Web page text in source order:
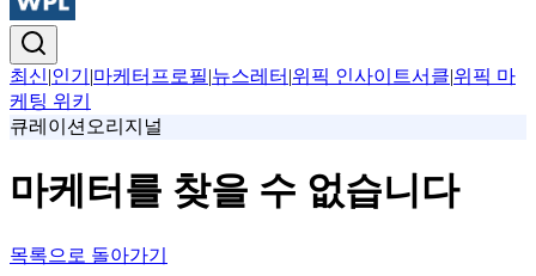
최신|인기 |마케터프로필|뉴스레터 |위픽 인사이트서클|위픽 마
케팅 위키
큐레이션 오리지널
마케터를 찾을 수 없습니다
목록으로 돌아가기